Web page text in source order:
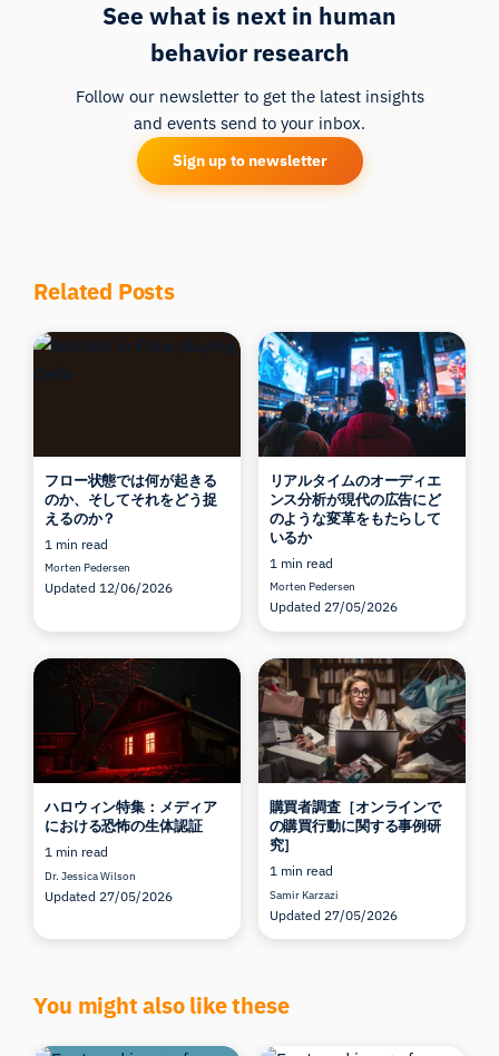
See what is next in human
behavior research
Follow our newsletter to get the latest insights
and events send to your inbox.
Sign up to newsletter
Related Posts
フロー状態では何が起きる
のか、そしてそれをどう捉
えるのか？
1 min read
Morten Pedersen
Updated 12/06/2026
リアルタイムのオーディエ
ンス分析が現代の広告にど
のような変革をもたらして
いるか
1 min read
Morten Pedersen
Updated 27/05/2026
ハロウィン特集：メディア
における恐怖の生体認証
1 min read
Dr. Jessica Wilson
Updated 27/05/2026
購買者調査［オンラインで
の購買行動に関する事例研
究］
1 min read
Samir Karzazi
Updated 27/05/2026
You might also like these